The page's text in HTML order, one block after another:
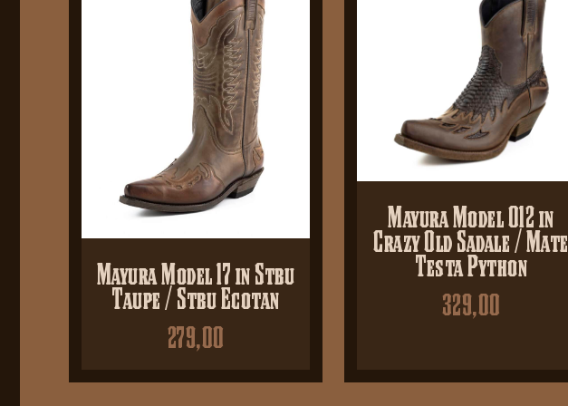
Mayura Model 17 in Stbu
Taupe / Stbu Ecotan
279,00
Mayura Model 012 in
Crazy Old Sadale / Mate
Testa Python
329,00